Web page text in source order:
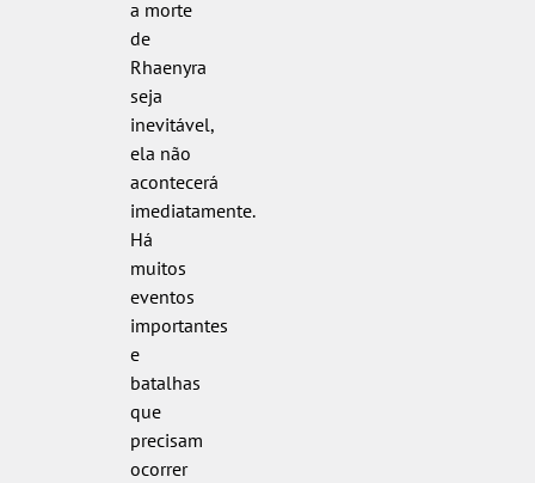
a morte
de
Rhaenyra
seja
inevitável,
ela não
acontecerá
imediatamente.
Há
muitos
eventos
importantes
e
batalhas
que
precisam
ocorrer